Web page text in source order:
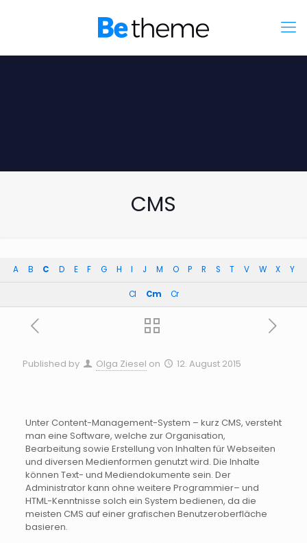
CMS
A B C D E F G H I J M O P R S T V W X Y
Cl Cm Cr
Published by Olga Ziesel on 12. August 2015
UnterContent-Management-System – kurz CMS, versteht
man eine Software, welche zur Organisation,
Bearbeitung sowie Erstellung von Inhalten für Webseiten
und diversen Medienformen genutzt wird. Die Inhalte
können Text- und Mediendokumente sein. Der
Administrator kann ohne weitere Programmier– und
HTML-Kenntnisse solch ein System bedienen, da die
meisten CMS auf einer grafischen Benutzeroberfläche
basieren.